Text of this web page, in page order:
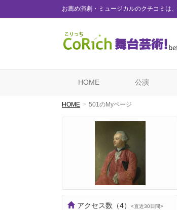
お薦め演劇・ミュージカルのクチコミは
HOME 公演
HOME 501のMyページ
アクセス数 （4） <直近30日間>